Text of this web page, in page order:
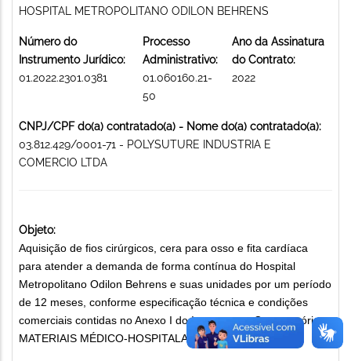
HOSPITAL METROPOLITANO ODILON BEHRENS
Número do
Instrumento Jurídico:
01.2022.2301.0381
Processo
Administrativo:
01.060160.21-
50
Ano da Assinatura
do Contrato:
2022
CNPJ/CPF do(a) contratado(a) - Nome do(a) contratado(a):
03.812.429/0001-71 - POLYSUTURE INDUSTRIA E
COMERCIO LTDA
Objeto:
Aquisição de fios cirúrgicos, cera para osso e fita cardíaca
para atender a demanda de forma contínua do Hospital
Metropolitano Odilon Behrens e suas unidades por um período
de 12 meses, conforme especificação técnica e condições
comerciais contidas no Anexo I do Instrumento Convocatório
MATERIAIS MÉDICO-HOSPITALARES